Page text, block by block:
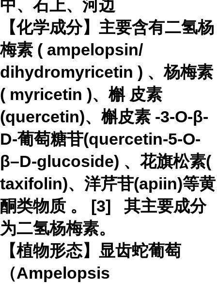
中、石上、河边
【化学成分】主要含有二氢杨
梅素 ( ampelopsin/
dihydromyricetin ) 、杨梅素
( myricetin )、槲 皮素
(quercetin)、槲皮素 -3-O-β-
D-葡萄糖苷(quercetin-5-O-
β–D-glucoside) 、花旗松素(
taxifolin)、洋芹苷(apiin)等黄
酮类物质 。 [3]
其主要成分
为二氢杨梅素。
【植物形态】
显齿蛇葡萄
（Ampelopsis